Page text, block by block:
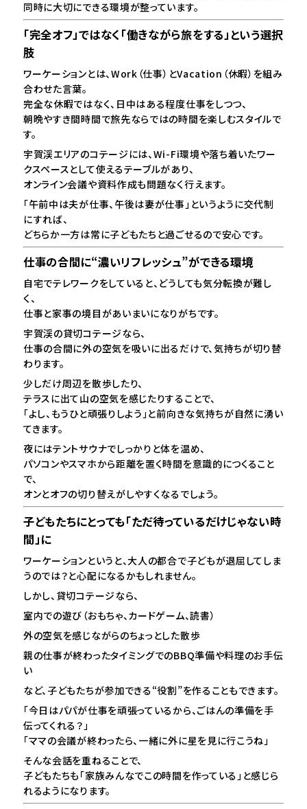
同時に大切にできる環境が整っています。
「完全オフ」ではなく「働きながら旅をする」という選択
肢
ワーケーションとは、Work（仕事）とVacation（休暇）を組み
合わせた言葉。
完全な休暇ではなく、日中はある程度仕事をしつつ、
朝晩やすき間時間で旅先ならではの時間を楽しむスタイルで
す。
宇賀渓エリアのコテージには、Wi-Fi環境や落ち着いたワー
クスペースとして使えるテーブルがあり、
オンライン会議や資料作成も問題なく行えます。
「午前中は夫が仕事、午後は妻が仕事」というように交代制
にすれば、
どちらか一方は常に子どもたちと過ごせるので安心です。
仕事の合間に“濃いリフレッシュ”ができる環境
自宅でテレワークをしていると、どうしても気分転換が難し
く、
仕事と家事の境目があいまいになりがちです。
宇賀渓の貸切コテージなら、
仕事の合間に外の空気を吸いに出るだけで、気持ちが切り替
わります。
少しだけ周辺を散歩したり、
テラスに出て山の空気を感じたりすることで、
「よし、もうひと頑張りしよう」と前向きな気持ちが自然に湧い
てきます。
夜にはテントサウナでしっかりと体を温め、
パソコンやスマホから距離を置く時間を意識的につくること
で、
オンとオフの切り替えがしやすくなるでしょう。
子どもたちにとっても「ただ待っているだけじゃない時
間」に
ワーケーションというと、大人の都合で子どもが退屈してしま
うのでは？と心配になるかもしれません。
しかし、貸切コテージなら、
室内での遊び（おもちゃ、カードゲーム、読書）
外の空気を感じながらのちょっとした散歩
親の仕事が終わったタイミングでのBBQ準備や料理のお手伝
い
など、子どもたちが参加できる“役割”を作ることもできます。
「今日はパパが仕事を頑張っているから、ごはんの準備を手
伝ってくれる？」
「ママの会議が終わったら、一緒に外に星を見に行こうね」
そんな会話を重ねることで、
子どもたちも「家族みんなでこの時間を作っている」と感じら
れるようになります。